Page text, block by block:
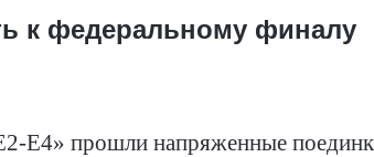
к федеральному финалу
Е4» прошли напряженные